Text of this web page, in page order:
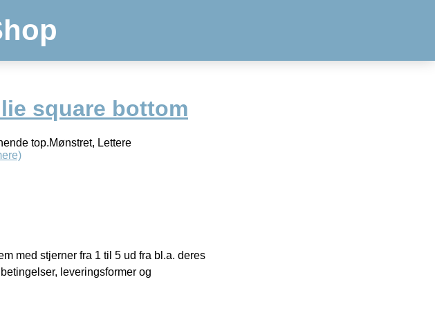
square bottom
top.Mønstret, Lettere
med stjerner fra 1 til 5 ud fra bl.a. deres
leveringsformer og